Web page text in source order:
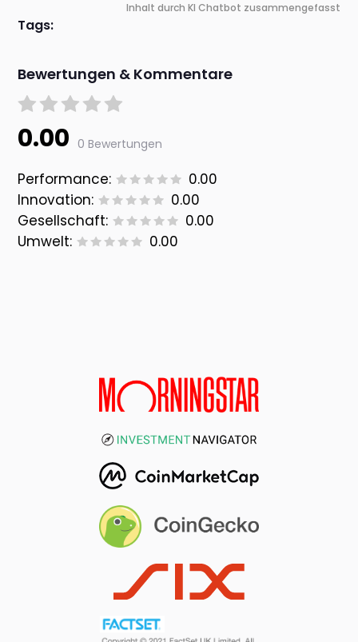
Inhalt durch KI Chatbot zusammengefasst
Tags:
Bewertungen & Kommentare
0.00 0 Bewertungen
Performance:
0.00
Innovation:
0.00
Gesellschaft:
0.00
Umwelt:
0.00